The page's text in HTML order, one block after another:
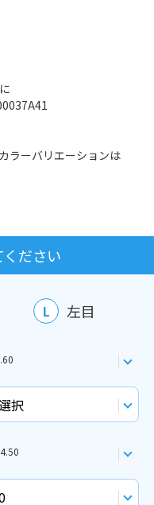
ラーバリエーションは
ださい
L 左目